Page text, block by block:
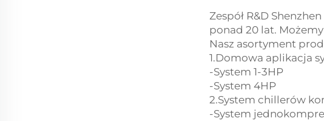
Zespół R&D
ponad 20 lat.
Nasz asortyment
1.Domowa aplikacja
-System 1-3HP
-System 4HP
2.System chillerów
-System